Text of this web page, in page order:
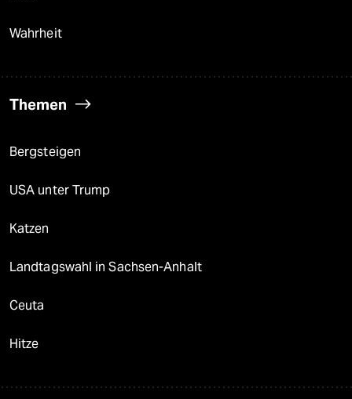
Wahrheit
Themen
Bergsteigen
USA unter Trump
Katzen
Landtagswahl in Sachsen-Anhalt
Ceuta
Hitze